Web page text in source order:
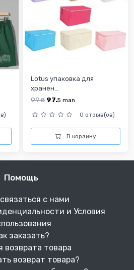
Lotus упаковка для
хранен...
99.8 97.5 man
0 отзыв(ов)
В корзину
Помощь
с нами
и Условия
заказать?
возврата товара
возврат товара?